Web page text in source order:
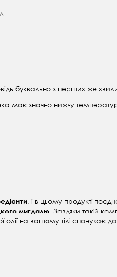
буквально з перших же
має значно нижчу
, і в цьому продукті
мигдалю. Завдяки такій
олії на вашому тілі спонукає